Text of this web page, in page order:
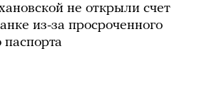
не открыли счет
из-за просроченного
паспорта